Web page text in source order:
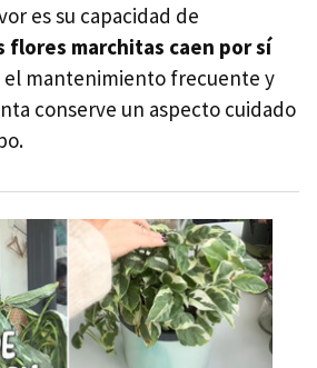
es su capacidad de
flores marchitas caen por sí
el mantenimiento frecuente y
conserve un aspecto cuidado